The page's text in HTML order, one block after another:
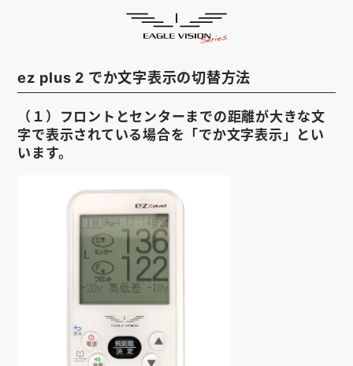
スマホアプリ
ピンポジ君 PIN POSITION
対応コース
EVステーション
取扱い店舗 SHOP
SUPPORT
サポート
ez plus 2 でか文字表示の切替方法
（１）フロントとセンターまでの距離が大きな文
字で表示されている場合を「でか文字表示」とい
います。